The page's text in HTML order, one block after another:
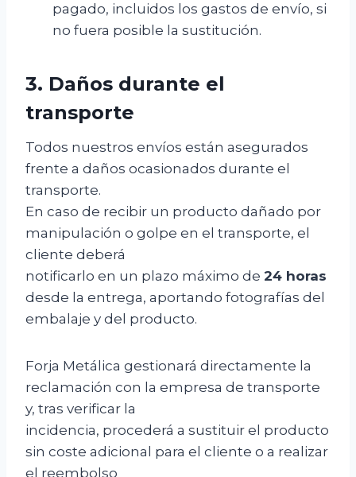
pagado, incluidos los gastos de envío, si
no fuera posible la sustitución.
3. Daños durante el
transporte
Todos nuestros envíos están asegurados
frente a daños ocasionados durante el
transporte.
En caso de recibir un producto dañado por
manipulación o golpe en el transporte, el
cliente deberá
notificarlo en un plazo máximo de 24 horas
desde la entrega, aportando fotografías del
embalaje y del producto.
Forja Metálica gestionará directamente la
reclamación con la empresa de transporte
y, tras verificar la
incidencia, procederá a sustituir el producto
sin coste adicional para el cliente o a realizar
el reembolso